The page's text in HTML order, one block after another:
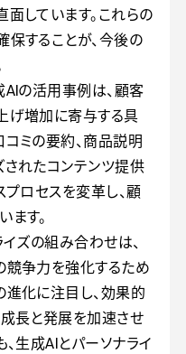
しています。これらの
することが、今後の
AIの活用事例は、顧客
げ増加に寄与する具
ミの要約、商品説明
されたコンテンツ提供
ロセスを変革し、顧
す。
ズの組み合わせは、
競争力を強化するため
進化に注目し、効果的
成長と発展を加速させ
、生成AIとパーソナライ